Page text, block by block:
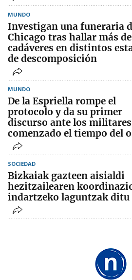
MUNDO
Investigan una funeraria
Chicago tras hallar más
cadáveres en distintos
de descomposición
MUNDO
De la Espriella rompe el
protocolo y da su primer
discurso ante los
comenzado el tiempo del
SOCIEDAD
Bizkaiak gazteen aisialdi
hezitzailearen
indartzeko laguntzak ditu